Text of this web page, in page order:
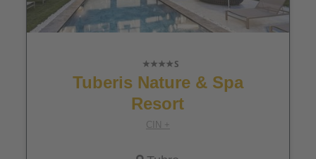
Tuberis Nature & Spa
Resort
CIN +